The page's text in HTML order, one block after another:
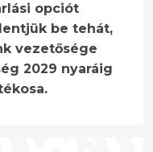
opciót
be tehát,
vezetősége
2029 nyaráig